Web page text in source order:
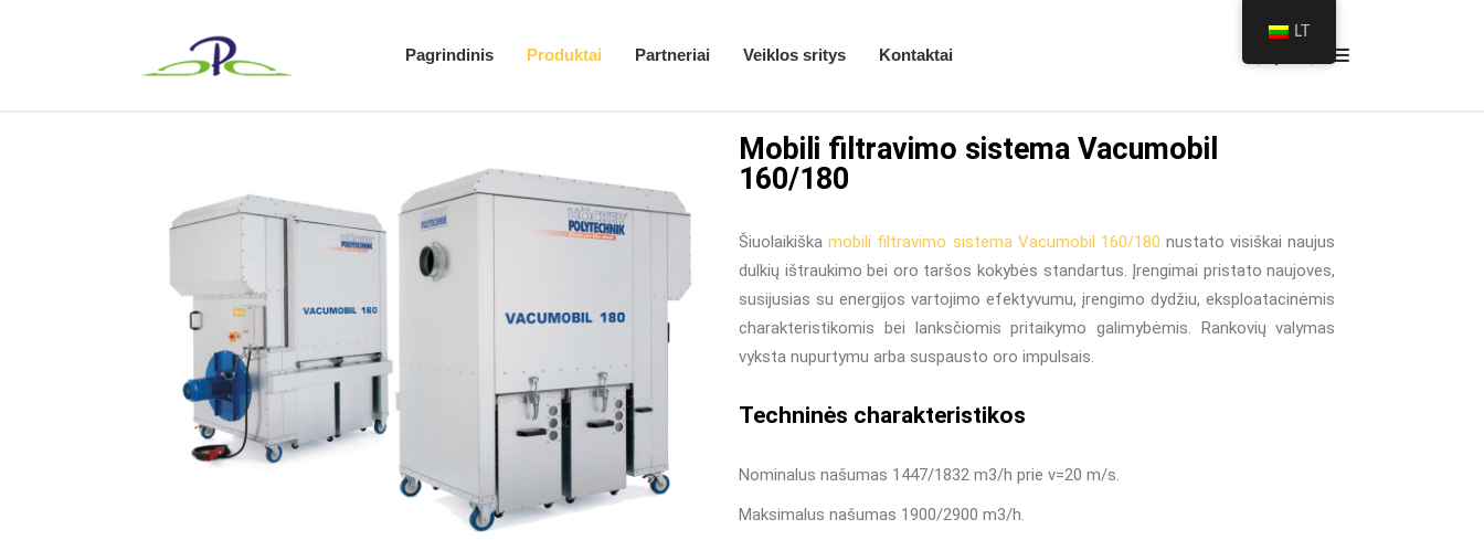
Pagrindinis Produktai Partneriai Veiklos sritys Kontaktai
Vacumobil 160 / 180
Mobili filtravimo sistema Vacumobil
160/180
Šiuolaikiškamobili filtravimo sistema Vacumobil 160/180 nustato visiškai naujus
dulkių ištraukimo bei oro taršos kokybės standartus. Įrengimai pristato naujoves,
susijusias su energijos vartojimo efektyvumu, įrengimo dydžiu, eksploatacinėmis
charakteristikomis bei lanksčiomis pritaikymo galimybėmis. Rankovių valymas
vyksta nupurtymu arba suspausto oro impulsais.
Techninės charakteristikos
Nominalus našumas 1447/1832 m3/h prie v=20 m/s.
Maksimalus našumas 1900/2900 m3/h.
LT